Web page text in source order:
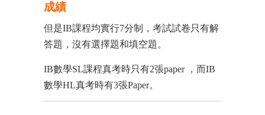
成績
但是IB課程均實行7分制，考試試卷只有解
答題，沒有選擇題和填空題。
IB數學SL課程真考時只有2張paper ，而IB
數學HL真考時有3張Paper。